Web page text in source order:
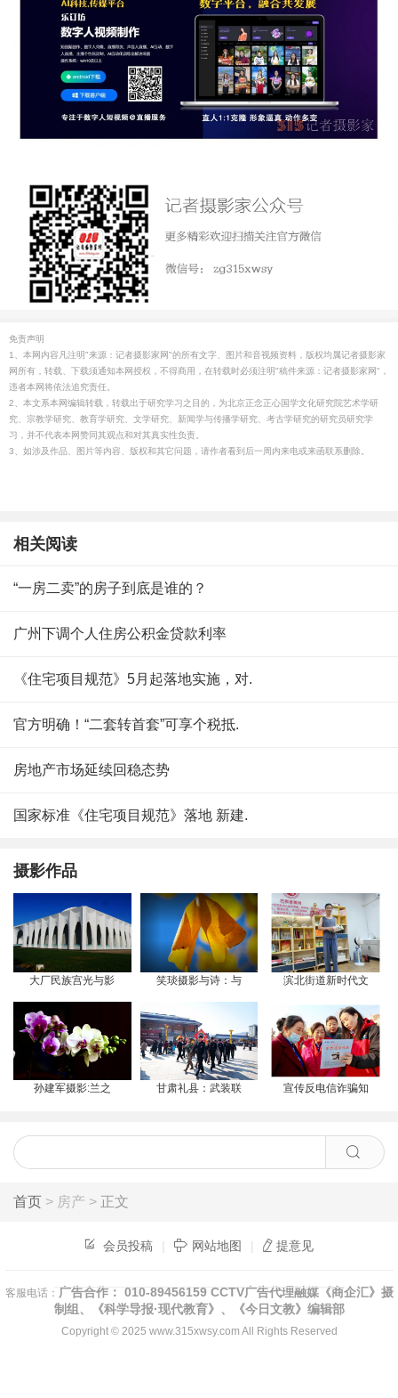
免责声明
1、本网内容凡注明"来源：记者摄影家网"的所有文字、图片和音视频资料，版权均属记者摄影家
网所有，转载、下载须通知本网授权，不得商用，在转载时必须注明"稿件来源：记者摄影家网"，
违者本网将依法追究责任。
2、本文系本网编辑转载，转载出于研究学习之目的，为北京正念正心国学文化研究院艺术学研
究、宗教学研究、教育学研究、文学研究、新闻学与传播学研究、考古学研究的研究员研究学
习，并不代表本网赞同其观点和对其真实性负责。
3、如涉及作品、图片等内容、版权和其它问题，请作者看到后一周内来电或来函联系删除。
相关阅读
“一房二卖”的房子到底是谁的？
广州下调个人住房公积金贷款利率
《住宅项目规范》5月起落地实施，对.
官方明确！“二套转首套”可享个税抵.
房地产市场延续回稳态势
国家标准《住宅项目规范》落地 新建.
摄影作品
大厂民族宫光与影 笑琰摄影与诗：与 滨北街道新时代文
孙建军摄影:兰之 甘肃礼县：武装联 宣传反电信诈骗知
首页 > 房产 > 正文
会员投稿 | 网站地图 | 提意见
客服电话： 广告合作： 010-89456159 CCTV广告代理融媒《商企汇》摄
制组、《科学导报·现代教育》、《今日文教》编辑部
Copyright © 2025 www.315xwsy.com All Rights Reserved